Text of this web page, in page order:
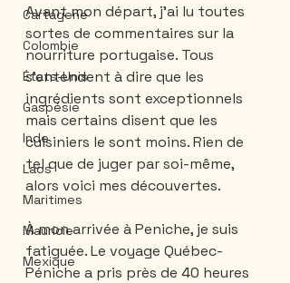
Cartagene
Colombie
États-Unis
Gaspésie
Inde
Laos
Maritimes
Mauricie
Mexique
Avant mon départ, j'ai lu toutes
sortes de commentaires sur la
nourriture portugaise. Tous
s'entendent à dire que les
ingrédients sont exceptionnels
mais certains disent que les
cuisiniers le sont moins. Rien de
tel que de juger par soi-même,
alors voici mes découvertes.
À mon arrivée à Peniche, je suis
fatiguée. Le voyage Québec-
Péniche a pris près de 40 heures